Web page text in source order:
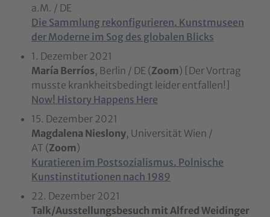
a.M. / DE
Die Sammlung rekonfigurieren. Kunstmuseen
der Moderne im Sog des globalen Blicks
1. Dezember 2021
María Berríos, Berlin / DE (Zoom) [Der Vortrag
musste krankheitsbedingt leider entfallen!]
Now! History Happens Here
15. Dezember 2021
Magdalena Nieslony, Universität Wien /
AT (Zoom)
Kuratieren im Postsozialismus. Polnische
Kunstinstitutionen nach 1989
22. Dezember 2021
Talk/Ausstellungsbesuch mit Alfred Weidinger